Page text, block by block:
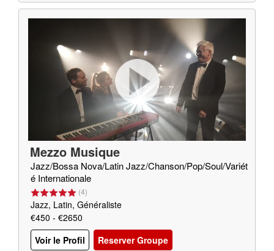
Mezzo Musique
Jazz/Bossa Nova/Latin Jazz/Chanson/Pop/Soul/Variét
é Internationale
(4)
Jazz, Latin, Généraliste
€450 - €2650
Voir le Profil
Reserver Groupe